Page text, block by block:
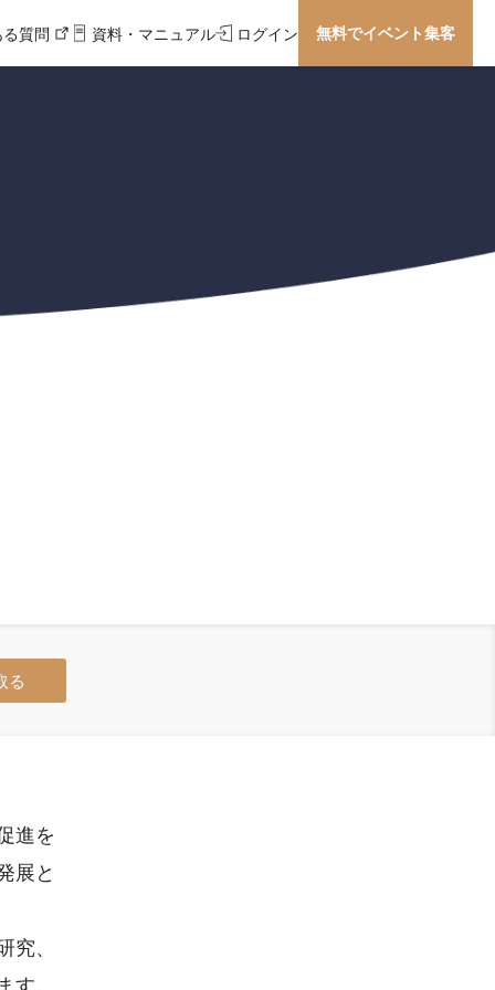
る質問 資料・マニュアル ログイン 無料でイベント集客
る
進を
展と
、
。